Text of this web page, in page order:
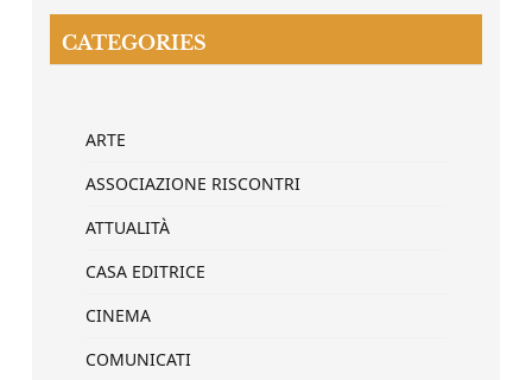
CATEGORIES
ARTE
ASSOCIAZIONE RISCONTRI
ATTUALITÀ
CASA EDITRICE
CINEMA
COMUNICATI